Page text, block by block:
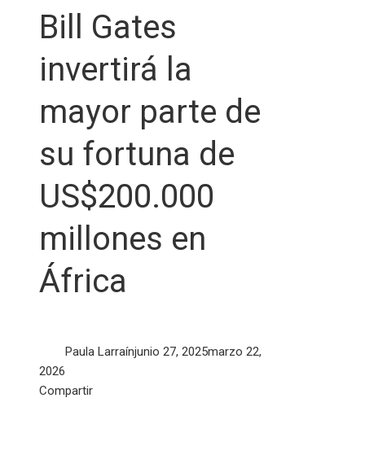
Bill Gates
invertirá la
mayor parte de
su fortuna de
US$200.000
millones en
África
Paula Larraínjunio 27, 2025marzo 22,
2026
Facebook
Twitter
LinkedIn
Pinterest
Stumbleupon
Email
Compartir